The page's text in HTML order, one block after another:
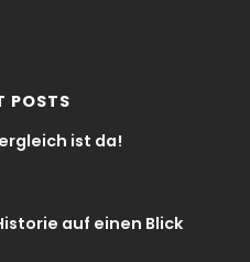
POSTS
ist da!
auf einen Blick